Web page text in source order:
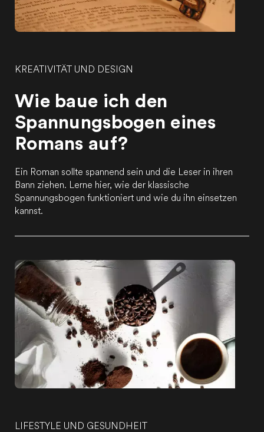
KREATIVITÄT UND DESIGN
Wie baue ich den
Spannungsbogen eines
Romans auf?
Ein Roman sollte spannend sein und die Leser in ihren
Bann ziehen. Lerne hier, wie der klassische
Spannungsbogen funktioniert und wie du ihn einsetzen
kannst.
LIFESTYLE UND GESUNDHEIT